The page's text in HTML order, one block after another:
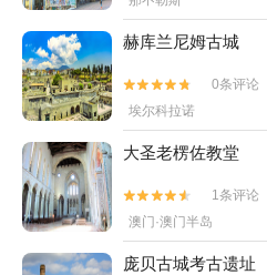
赫库兰尼姆古城


0条评论
埃尔科拉诺
大圣老楞佐教堂


1条评论
澳门·澳门半岛
庞贝古城考古遗址